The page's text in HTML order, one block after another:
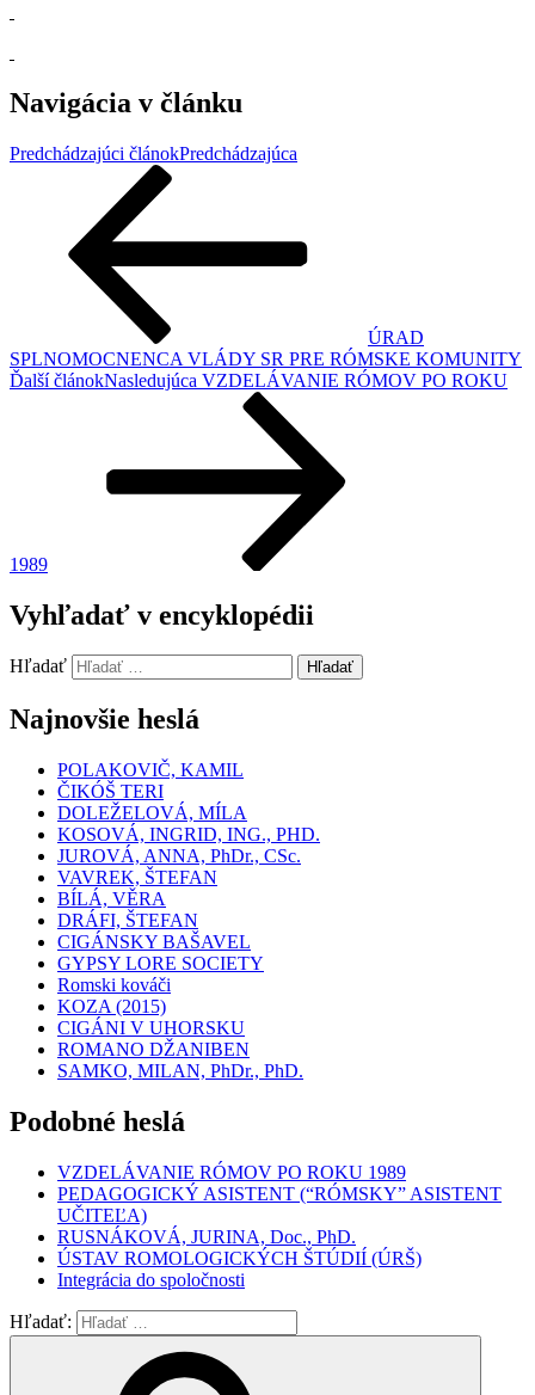
Navigácia v článku
Predchádzajúci článokPredchádzajúca
ÚRAD
SPLNOMOCNENCA VLÁDY SR PRE RÓMSKE KOMUNITY
Ďalší článokNasledujúca VZDELÁVANIE RÓMOV PO ROKU
1989
Vyhľadať v encyklopédii
Hľadať Hľadať
Najnovšie heslá
POLAKOVIČ, KAMIL
ČIKÓŠ TERI
DOLEŽELOVÁ, MÍLA
KOSOVÁ, INGRID, ING., PHD.
JUROVÁ, ANNA, PhDr., CSc.
VAVREK, ŠTEFAN
BÍLÁ, VĚRA
DRÁFI, ŠTEFAN
CIGÁNSKY BAŠAVEL
GYPSY LORE SOCIETY
Romski kováči
KOZA (2015)
CIGÁNI V UHORSKU
ROMANO DŽANIBEN
SAMKO, MILAN, PhDr., PhD.
Podobné heslá
VZDELÁVANIE RÓMOV PO ROKU 1989
PEDAGOGICKÝ ASISTENT (“RÓMSKY” ASISTENT
UČITEĽA)
RUSNÁKOVÁ, JURINA, Doc., PhD.
ÚSTAV ROMOLOGICKÝCH ŠTÚDIÍ (ÚRŠ)
Integrácia do spoločnosti
Hľadať: